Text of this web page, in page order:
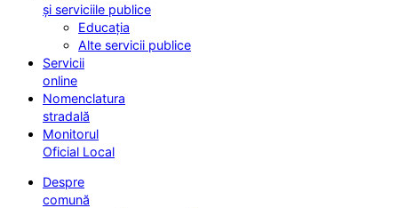
și serviciile publice
Educația
Alte servicii publice
Servicii
online
Nomenclatura
stradală
Monitorul
Oficial Local
Despre
comună